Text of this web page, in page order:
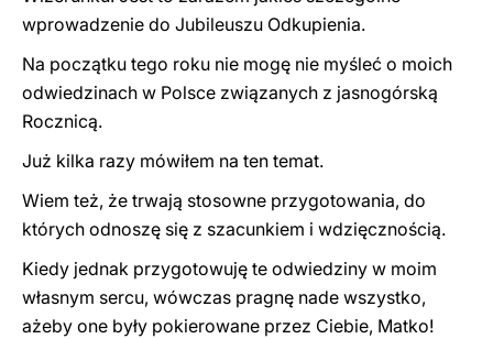
wprowadzenie do Jubileuszu Odkupienia.
Na początku tego roku nie mogę nie myśleć o moich
odwiedzinach w Polsce związanych z jasnogórską
Rocznicą.
Już kilka razy mówiłem na ten temat.
Wiem też, że trwają stosowne przygotowania, do
których odnoszę się z szacunkiem i wdzięcznością.
Kiedy jednak przygotowuję te odwiedziny w moim
własnym sercu, wówczas pragnę nade wszystko,
ażeby one były pokierowane przez Ciebie, Matko!